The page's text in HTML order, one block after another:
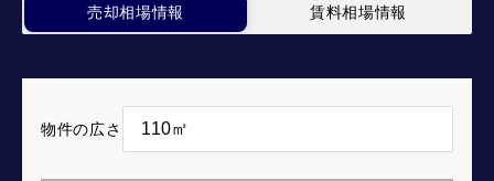
売却相場情報 賃料相場情報
物件の広さ